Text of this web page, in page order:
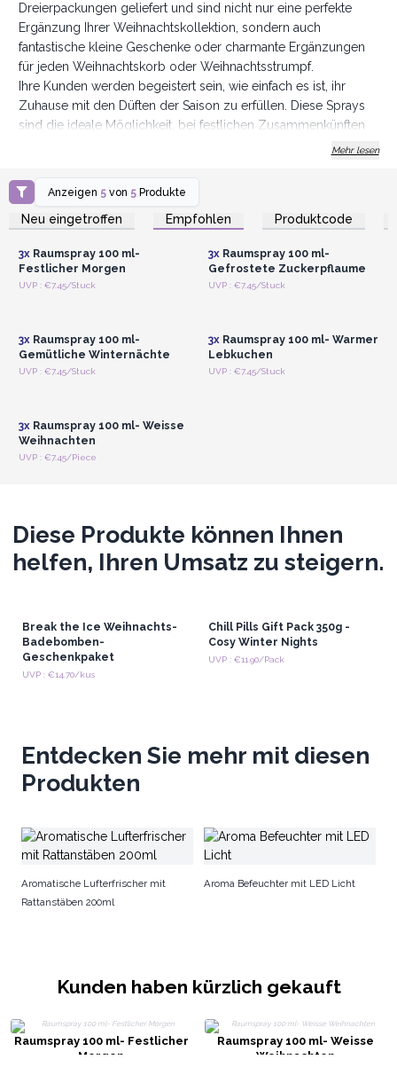
Dreierpackungen geliefert und sind nicht nur eine perfekte
Ergänzung Ihrer Weihnachtskollektion, sondern auch
fantastische kleine Geschenke oder charmante Ergänzungen
für jeden Weihnachtskorb oder Weihnachtsstrumpf.
Ihre Kunden werden begeistert sein, wie einfach es ist, ihr
Zuhause mit den Düften der Saison zu erfüllen. Diese Sprays
sind die ideale Möglichkeit, bei festlichen Zusammenkünften
eine warme, einladende Atmosphäre zu schaffen oder einfach
Festlichkeit zu verleihen.
Von der Wärme gemütlicher Winternächte über den
belebenden festlichen Morgen bis hin zum Zauber von
ein Winterwunderland entführen. Warmer Lebkuchen entführt
Sie mit seiner wohligen Mischung aus Ingwer, Zimt und Vanille
Zuhause bringt.
Schnappen Sie sich diese jetzt und lassen Sie die
Feierlichkeiten beginnen!
Mehr lesen
Anzeigen 5 von 5 Produkte
Neu eingetroffen Empfohlen Produktcode
Anmelden oder
Registrieren für
Großhandelspreise
3xRaumspray 100 ml-
Festlicher Morgen
UVP : €7.45/Stuck
Registrieren für
Großhandelspreise
3xRaumspray 100 ml-
Gefrostete Zuckerpflaume
UVP : €7.45/Stuck
Anmelden oder
3xRaumspray 100 ml-
Gemütliche Winternächte
UVP : €7.45/Stuck
Anmelden oder
3xRaumspray 100 ml- Warmer
Lebkuchen
UVP : €7.45/Stuck
Anmelden oder
3xRaumspray 100 ml- Weisse
Weihnachten
UVP : €7.45/Piece
Diese Produkte können Ihnen
helfen, Ihren Umsatz zu steigern.
Break the Ice Weihnachts-
Badebomben-
Geschenkpaket
UVP : €14.70/kus
Chill Pills Gift Pack 350g -
Cosy Winter Nights
UVP : €11.90/Pack
Entdecken Sie mehr mit diesen
Produkten
Aromatische Lufterfrischer mit
Rattanstäben 200ml
Aroma Befeuchter mit LED Licht
Kunden haben kürzlich gekauft
Raumspray 100 ml- Festlicher
Morgen
Raumspray 100 ml- Weisse
Weihnachten